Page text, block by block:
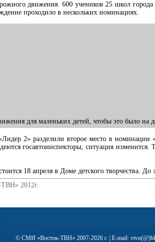
движения. 600 учеников 25 школ
проходило в нескольких номинациях.
для маленьких детей, чтобы это было на
2» разделили второе место в
госавтоинспекторы, ситуация изменится.
18 апреля в Доме детского творчества.
ТВН» 2012г.
© СМИ «Восток-ТВН» 2007-2026 г. | E-mail: